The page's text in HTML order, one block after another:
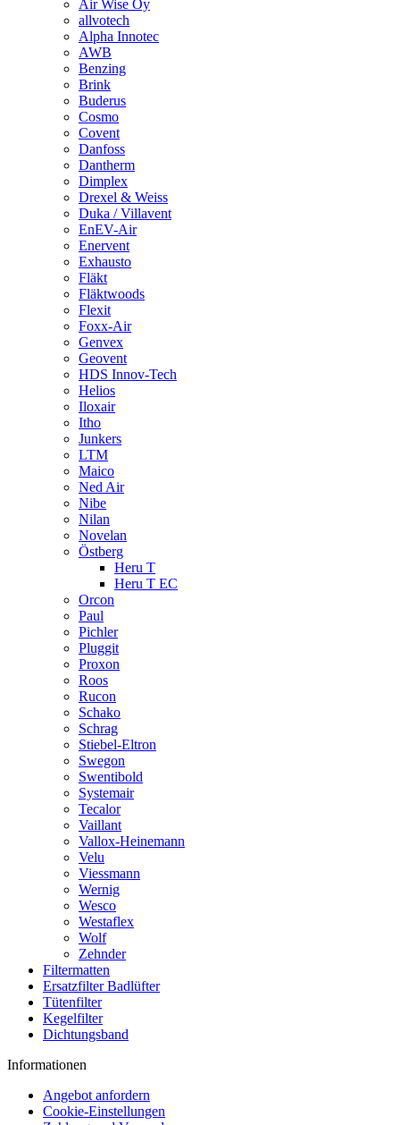
Air Wise Oy
allvotech
Alpha Innotec
AWB
Benzing
Brink
Buderus
Cosmo
Covent
Danfoss
Dantherm
Dimplex
Drexel & Weiss
Duka / Villavent
EnEV-Air
Enervent
Exhausto
Fläkt
Fläktwoods
Flexit
Foxx-Air
Genvex
Geovent
HDS Innov-Tech
Helios
Iloxair
Itho
Junkers
LTM
Maico
Ned Air
Nibe
Nilan
Novelan
Östberg
Heru T
Heru T EC
Orcon
Paul
Pichler
Pluggit
Proxon
Roos
Rucon
Schako
Schrag
Stiebel-Eltron
Swegon
Swentibold
Systemair
Tecalor
Vaillant
Vallox-Heinemann
Velu
Viessmann
Wernig
Wesco
Westaflex
Wolf
Zehnder
Filtermatten
Ersatzfilter Badlüfter
Tütenfilter
Kegelfilter
Dichtungsband
Informationen
Angebot anfordern
Cookie-Einstellungen